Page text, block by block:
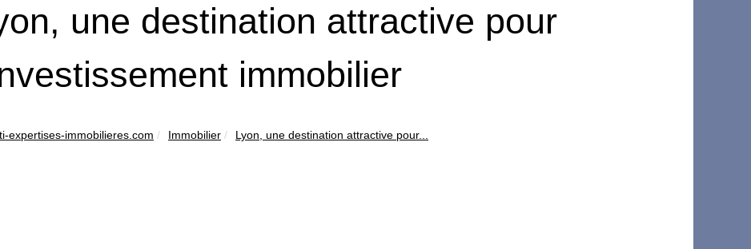
une destination attractive pour
immobilier
expertises-immobilieres.com Immobilier Lyon, une destination attractive pour...